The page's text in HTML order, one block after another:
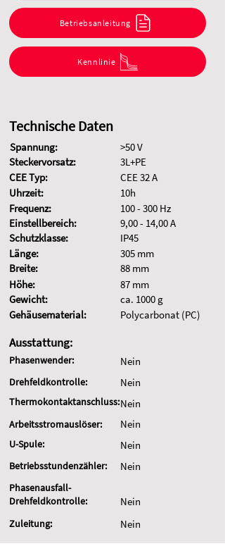
Betriebsanleitung
Kennlinie
Technische Daten
Spannung:
Steckervorsatz:
CEE Typ:
Uhrzeit:
Frequenz:
Einstellbereich:
Schutzklasse:
Länge:
Breite:
Höhe:
Gewicht:
Gehäusematerial:
>50 V
3L+PE
CEE 32 A
10h
100 - 300 Hz
9,00 - 14,00 A
IP45
305 mm
88 mm
87 mm
ca. 1000 g
Polycarbonat (PC)
Ausstattung:
Phasenwender: Nein
Drehfeldkontrolle: Nein
Thermokontaktanschluss:Nein
Arbeitsstromauslöser:
U-Spule:
Nein
Nein
Betriebsstundenzähler: Nein
Phasenausfall-
Drehfeldkontrolle:
Nein
Zuleitung: Nein